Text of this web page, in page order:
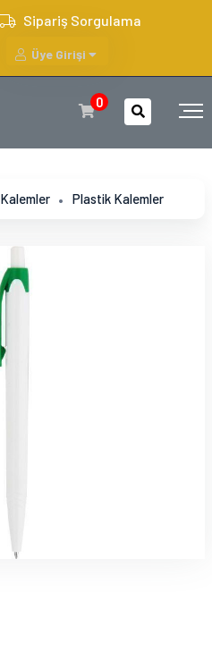
Sipariş Sorgulama
Üye Girişi
0
Kalemler Plastik Kalemler